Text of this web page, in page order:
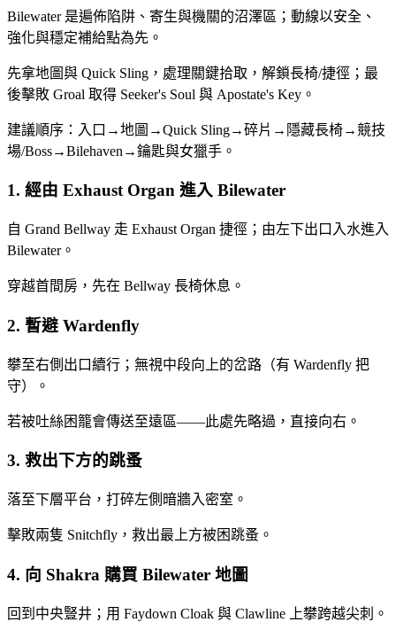
Bilewater 是遍佈陷阱、寄生與機關的沼澤區；動線以安全、
強化與穩定補給點為先。
先拿地圖與 Quick Sling，處理關鍵拾取，解鎖長椅/捷徑；最
後擊敗 Groal 取得 Seeker's Soul 與 Apostate's Key。
建議順序：入口→地圖→Quick Sling→碎片→隱藏長椅→競技
場/Boss→Bilehaven→鑰匙與女獵手。
1. 經由 Exhaust Organ 進入 Bilewater
自 Grand Bellway 走 Exhaust Organ 捷徑；由左下出口入水進入
Bilewater。
穿越首間房，先在 Bellway 長椅休息。
2. 暫避 Wardenfly
攀至右側出口續行；無視中段向上的岔路（有 Wardenfly 把
守）。
若被吐絲困籠會傳送至遠區——此處先略過，直接向右。
3. 救出下方的跳蚤
落至下層平台，打碎左側暗牆入密室。
擊敗兩隻 Snitchfly，救出最上方被困跳蚤。
4. 向 Shakra 購買 Bilewater 地圖
回到中央豎井；用 Faydown Cloak 與 Clawline 上攀跨越尖刺。